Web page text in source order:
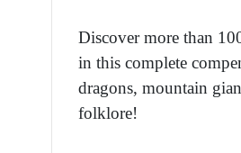
Discover more than
in this complete
dragons, mountain
folklore!